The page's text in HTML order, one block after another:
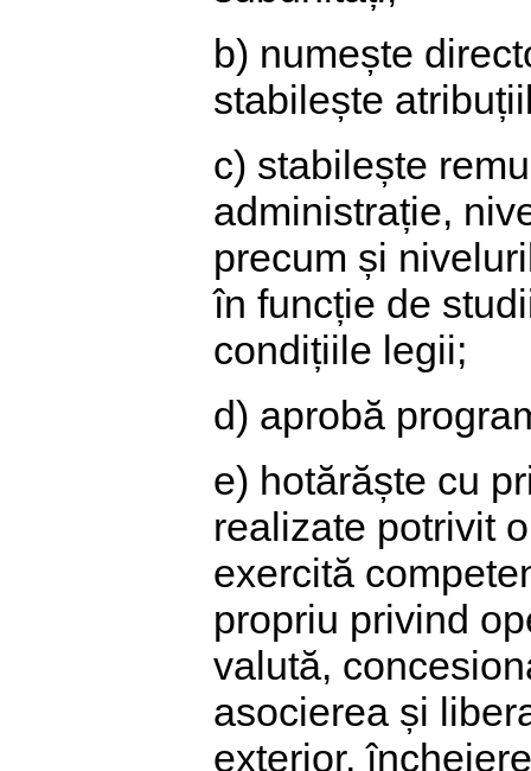
b) numește
stabilește
c) stabilește
administrație,
precum și
în funcție de
condițiile legii;
d) aprobă
e) hotărăște cu
realizate potrivit
exercită
propriu privind
valută,
asocierea și
exterior,